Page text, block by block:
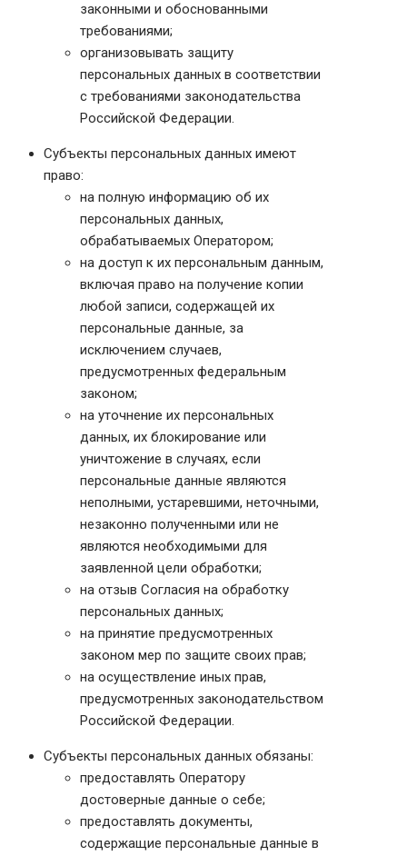
законными и обоснованными
требованиями;
организовывать защиту
персональных данных в соответствии
с требованиями законодательства
Российской Федерации.
Субъекты персональных данных имеют
право:
на полную информацию об их
персональных данных,
обрабатываемых Оператором;
на доступ к их персональным данным,
включая право на получение копии
любой записи, содержащей их
персональные данные, за
исключением случаев,
предусмотренных федеральным
законом;
на уточнение их персональных
данных, их блокирование или
уничтожение в случаях, если
персональные данные являются
неполными, устаревшими, неточными,
незаконно полученными или не
являются необходимыми для
заявленной цели обработки;
на отзыв Согласия на обработку
персональных данных;
на принятие предусмотренных
законом мер по защите своих прав;
на осуществление иных прав,
предусмотренных законодательством
Российской Федерации.
Субъекты персональных данных обязаны:
предоставлять Оператору
достоверные данные о себе;
предоставлять документы,
содержащие персональные данные в